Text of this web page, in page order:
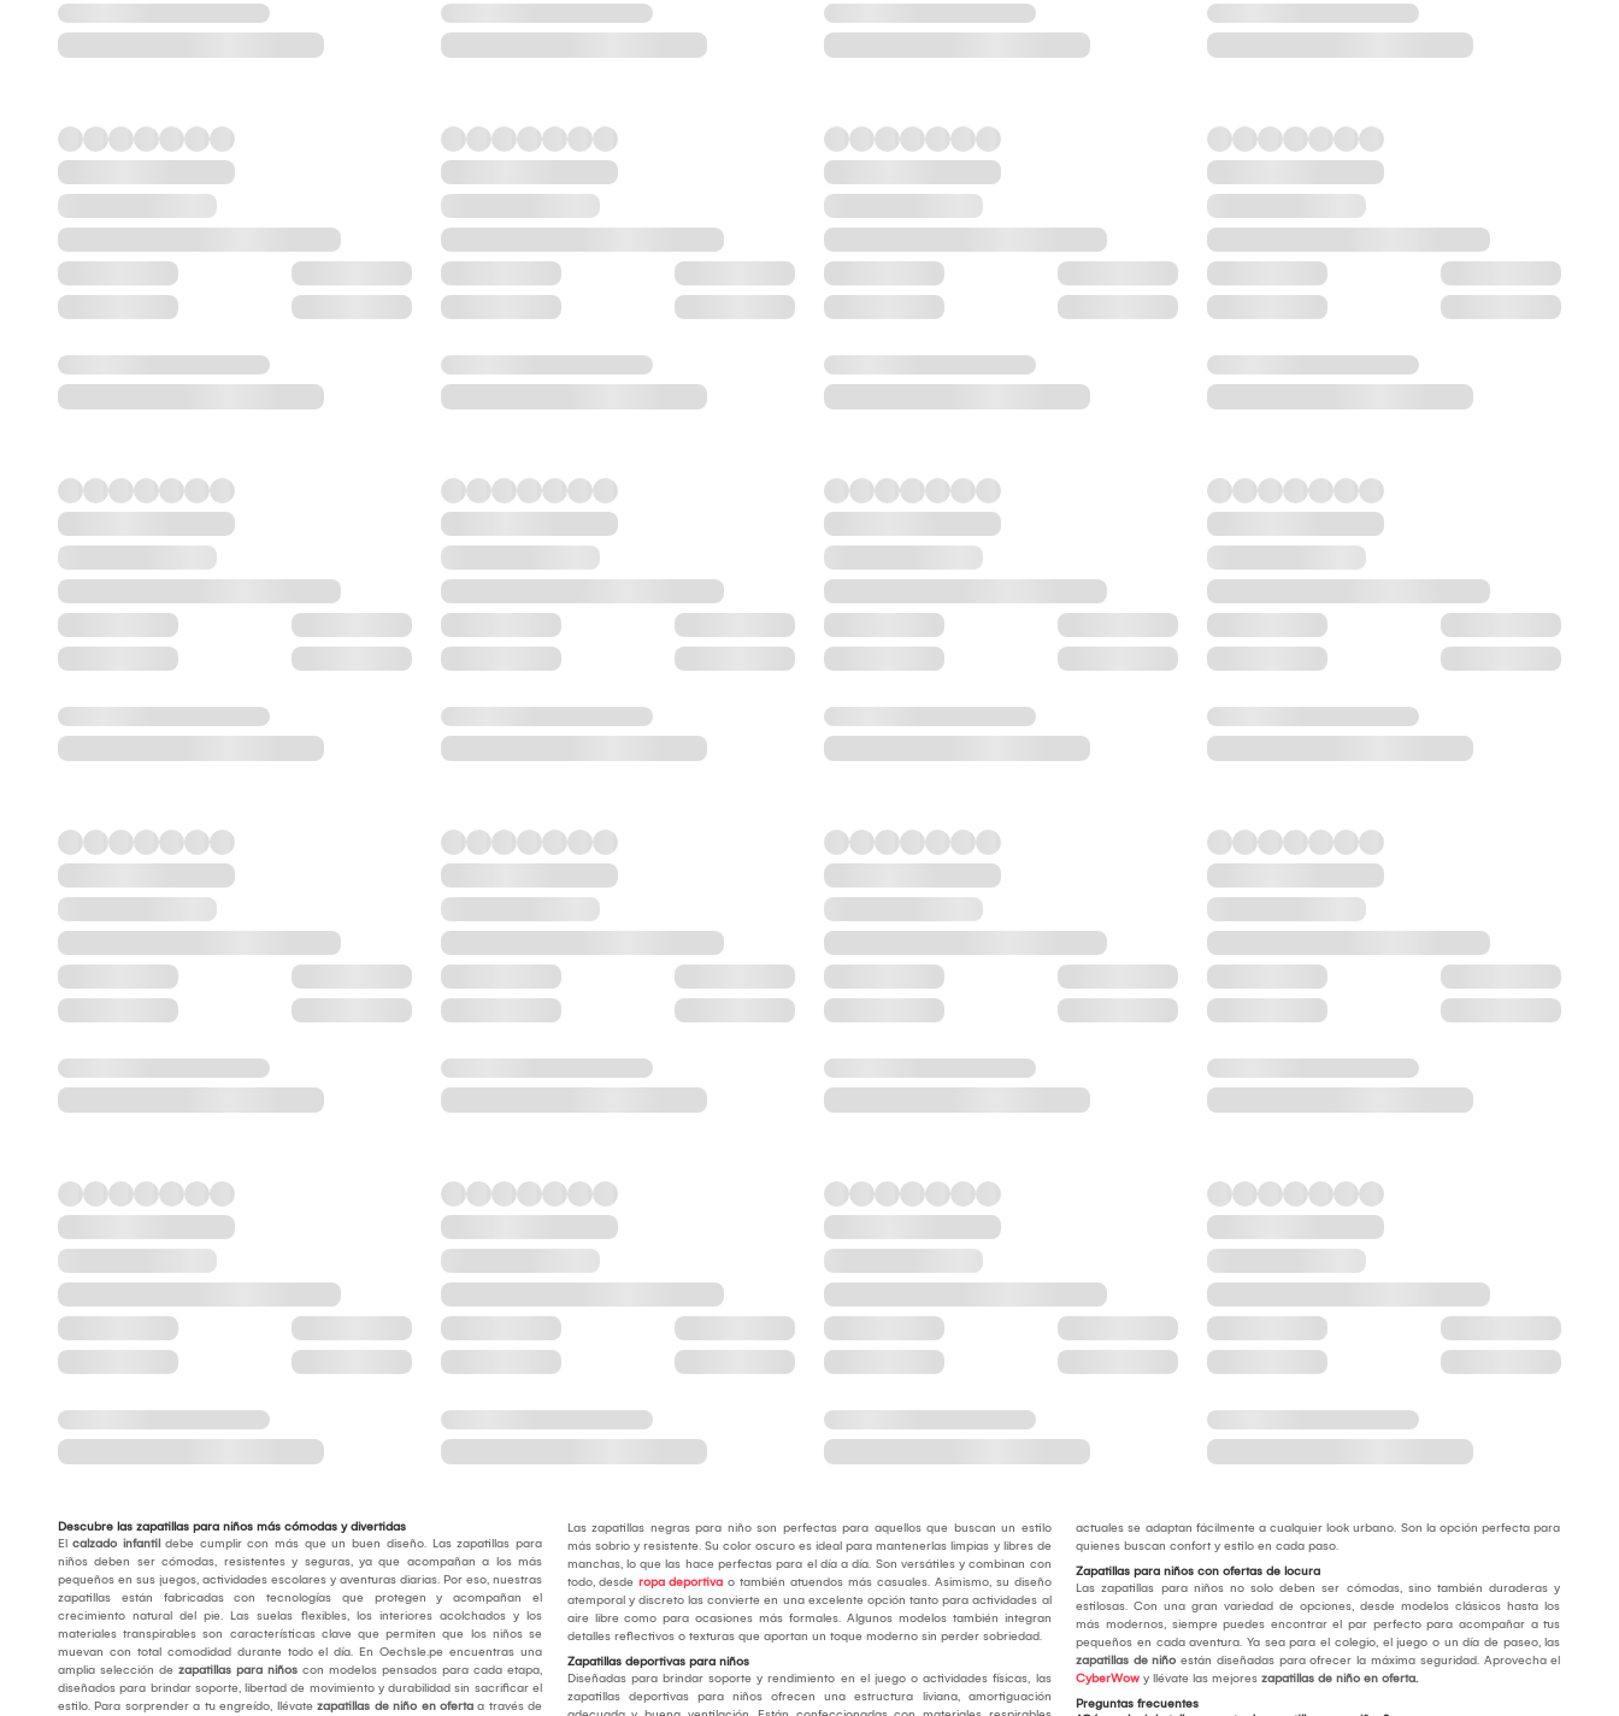
Descubre las zapatillas para niños más cómodas y divertidas
El calzado infantil debe cumplir con más que un buen diseño. Las zapatillas para
niños deben ser cómodas, resistentes y seguras, ya que acompañan a los más
pequeños en sus juegos, actividades escolares y aventuras diarias. Por eso, nuestras
zapatillas están fabricadas con tecnologías que protegen y acompañan el
crecimiento natural del pie. Las suelas flexibles, los interiores acolchados y los
materiales transpirables son características clave que permiten que los niños se
muevan con total comodidad durante todo el día. En Oechsle.pe encuentras una
amplia selección de zapatillas para niños con modelos pensados para cada etapa,
diseñados para brindar soporte, libertad de movimiento y durabilidad sin sacrificar el
estilo. Para sorprender a tu engreído, llévate zapatillas de niño en oferta a través de
Las zapatillas negras para niño son perfectas para aquellos que buscan un estilo
más sobrio y resistente. Su color oscuro es ideal para mantenerlas limpias y libres de
manchas, lo que las hace perfectas para el día a día. Son versátiles y combinan con
todo, desde ropa deportivao también atuendos más casuales. Asimismo, su diseño
atemporal y discreto las convierte en una excelente opción tanto para actividades al
aire libre como para ocasiones más formales. Algunos modelos también integran
detalles reflectivos o texturas que aportan un toque moderno sin perder sobriedad.
Zapatillas deportivas para niños
Diseñadas para brindar soporte y rendimiento en el juego o actividades físicas, las
zapatillas deportivas para niños ofrecen una estructura liviana, amortiguación
actuales se adaptan fácilmente a cualquier look urbano. Son la opción perfecta para
quienes buscan confort y estilo en cada paso.
Zapatillas para niños con ofertas de locura
Las zapatillas para niños no solo deben ser cómodas, sino también duraderas y
estilosas. Con una gran variedad de opciones, desde modelos clásicos hasta los
más modernos, siempre puedes encontrar el par perfecto para acompañar a tus
pequeños en cada aventura. Ya sea para el colegio, el juego o un día de paseo, las
zapatillas de niño están diseñadas para ofrecer la máxima seguridad. Aprovecha el
CyberWow y llévate las mejoreszapatillas de niño en oferta.
Preguntas frecuentes